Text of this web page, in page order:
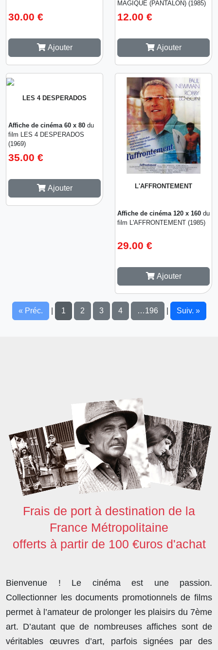
30.00 €
Ajouter
MAGIQUE (PANTALON) (1985)
12.00 €
Ajouter
LES 4 DESPERADOS
Affiche de cinéma 60 x 80 du
film LES 4 DESPERADOS
(1969)
35.00 €
Ajouter L'AFFRONTEMENT
Affiche de cinéma 120 x 160 du
film L'AFFRONTEMENT (1985)
29.00 €
Ajouter
« Préc. 1 2 3 4 …196 Suiv. »
Frais de port à destination de la
France Métropolitaine
offerts à partir de 100 €uros d'achat
Bienvenue ! Le cinéma est une passion.
Collectionner les documents promotionnels de films
permet à l’amateur de prolonger les plaisirs du 7ème
art. D’autant que de nombreuses affiches sont de
véritables œuvres d’art, parfois signées par des